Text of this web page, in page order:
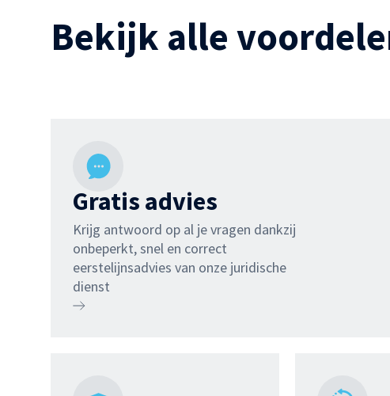
Bekijk alle
Gratis advies
Krijg antwoord op al je vragen dankzij
onbeperkt, snel en correct
eerstelijnsadvies van onze juridische
dienst